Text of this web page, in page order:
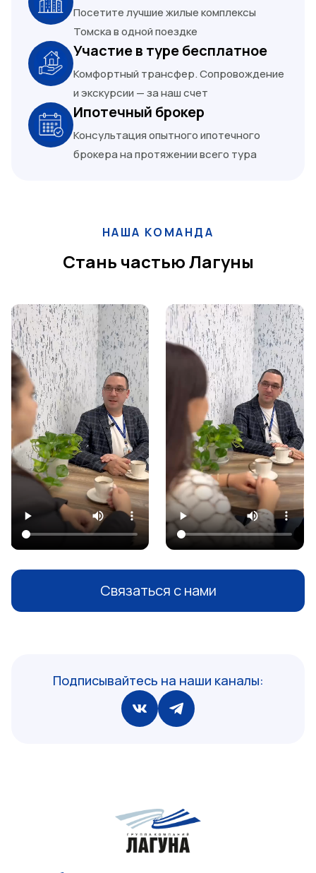
Посетите лучшие жилые комплексы
Томска в одной поездке
Участие в туре бесплатное
Комфортный трансфер. Сопровождение
и экскурсии — за наш счет
Ипотечный брокер
Консультация опытного ипотечного
брокера на протяжении всего тура
НАША КОМАНДА
Стань частью Лагуны
Связаться с нами
Подписывайтесь на наши каналы: